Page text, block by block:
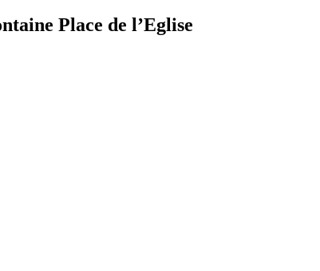
Place de l’Eglise